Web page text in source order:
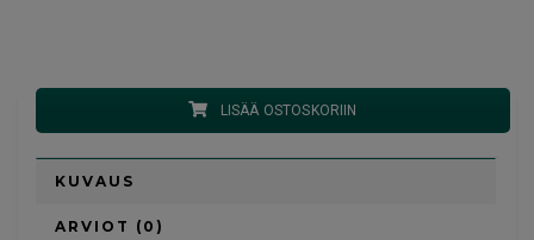
LISÄÄ OSTOSKORIIN
KUVAUS
ARVIOT (0)